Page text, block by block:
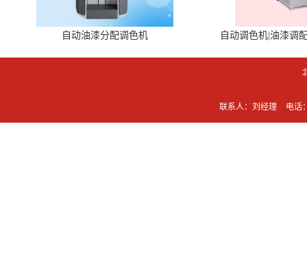
自动油漆分配调色机 自动调色机|油漆调
联系人：刘经理 电话